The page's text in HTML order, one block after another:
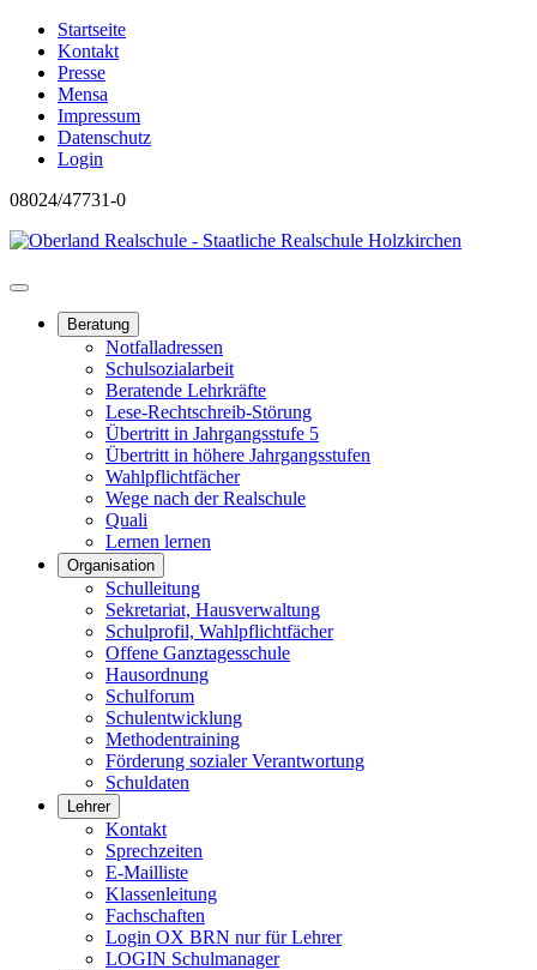
Startseite
Kontakt
Presse
Mensa
Impressum
Datenschutz
Login
08024/47731-0
Beratung
Notfalladressen
Schulsozialarbeit
Beratende Lehrkräfte
Lese-Rechtschreib-Störung
Übertritt in Jahrgangsstufe 5
Übertritt in höhere Jahrgangsstufen
Wahlpflichtfächer
Wege nach der Realschule
Quali
Lernen lernen
Organisation
Schulleitung
Sekretariat, Hausverwaltung
Schulprofil, Wahlpflichtfächer
Offene Ganztagesschule
Hausordnung
Schulforum
Schulentwicklung
Methodentraining
Förderung sozialer Verantwortung
Schuldaten
Lehrer
Kontakt
Sprechzeiten
E-Mailliste
Klassenleitung
Fachschaften
Login OX BRN nur für Lehrer
LOGIN Schulmanager